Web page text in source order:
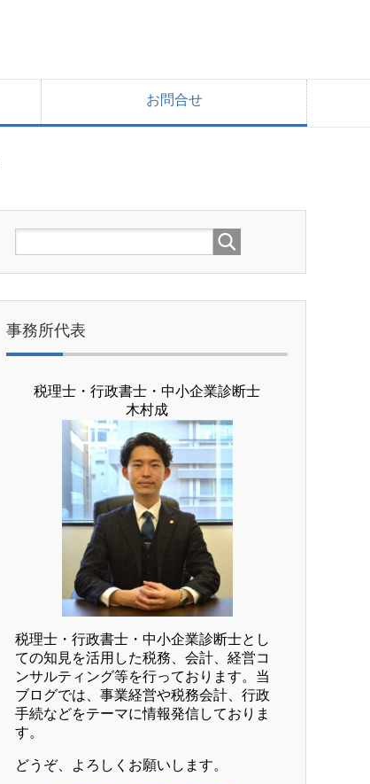
お問合せ
事務所代表
税理士・行政書士・中小企業診断士
木村成
税理士・行政書士・中小企業診断士とし
ての知見を活用した税務、会計、経営コ
ンサルティング等を行っております。当
ブログでは、事業経営や税務会計、行政
手続などをテーマに情報発信しておりま
す。
どうぞ、よろしくお願いします。